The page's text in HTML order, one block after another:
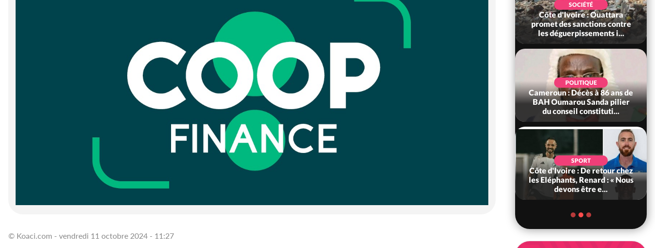
© Koaci.com - vendredi 11 octobre 2024 - 11:27
Côte d'Ivoire : Après le pari
réussi du 66e anniversaire,
Adama Bictogo : «...
POLITIQUE
Côte d'Ivoire : 66e
anniversaire de
l'Indépendance, les Forces de
Défense e...
Côte d'Ivoire : Ouattara
promet des sanctions contre
Côte d'Ivoire : Rentrée
Scolaire 2026-2027,
l'inscription sans frais au
Pré...
SOCIÉTÉ
Côte d'Ivoire : Indépendance
à Grand-Béréby, le Sous-
Préfet exhorte les pop...
POLITIQUE
Bénin : L'ancien président
Patrice Talon élu à la tête du
Sénat